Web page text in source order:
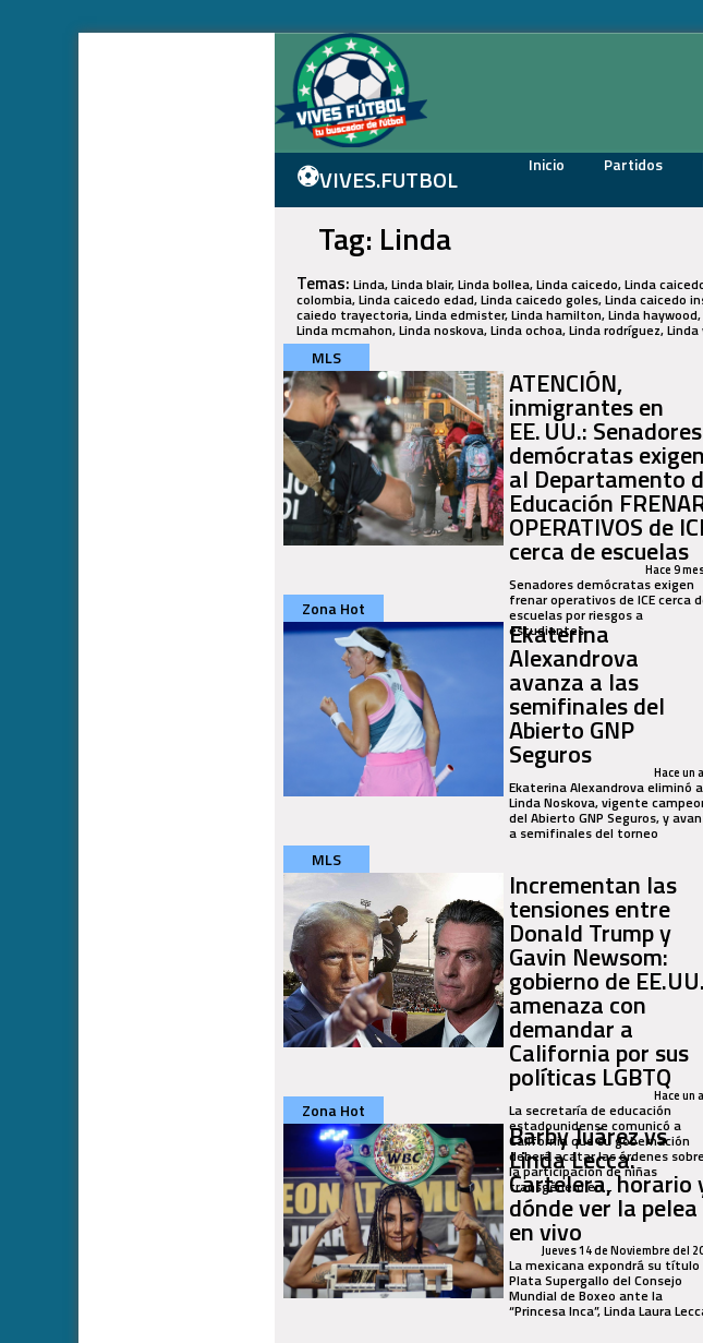
⚽VIVES.FUTBOL Inicio Partidos
Tag: Linda
Temas: Linda, Linda blair, Linda bollea, Linda caicedo, Linda
colombia, Linda caicedo edad, Linda caicedo goles, Linda caicedo
caiedo trayectoria, Linda edmister, Linda hamilton, Linda
Linda mcmahon, Linda noskova, Linda ochoa, Linda rodríguez,
MLS
ATENCIÓN,
inmigrantes en
EE. UU.: Senadores
demócratas exigen
al Departamento
Educación
OPERATIVOS de
cerca de escuelas
Hace 9
Senadores demócratas exigen
frenar operativos de ICE cerca
escuelas por riesgos a
estudiantes.
Zona Hot
Ekaterina
Alexandrova
avanza a las
semifinales del
Abierto GNP
Seguros Hace un
Ekaterina Alexandrova eliminó a
Linda Noskova, vigente
del Abierto GNP Seguros, y
a semifinales del torneo
MLS
Incrementan las
tensiones entre
Donald Trump y
Gavin Newsom:
gobierno de EE.UU.
amenaza con
demandar a
California por sus
políticas LGBTQHace un
La secretaría de educación
estadounidense comunicó a
California que su gobernación
deberá acatar las órdenes
la participación de niñas
transgénero en...
Zona Hot
Barby Juárez vs
Linda Lecca:
Cartelera, horario
dónde ver la pelea
en vivo
Jueves 14 de Noviembre del
La mexicana expondrá su título
Plata Supergallo del Consejo
Mundial de Boxeo ante la
“Princesa Inca”, Linda Laura